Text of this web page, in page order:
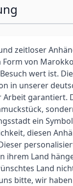
zeitloser
Form von
wert ist.
in unserer
Arbeit garantiert.
ein
diesen
ihrem Land
Land
bitte, wir